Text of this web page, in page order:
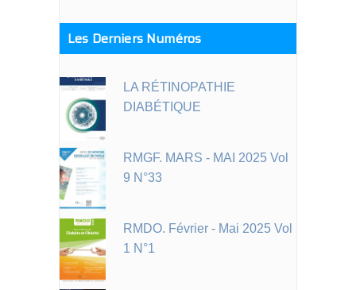
Les Derniers Numéros
LA RÉTINOPATHIE
DIABÉTIQUE
RMGF. MARS - MAI 2025 Vol
9 N°33
RMDO. Février - Mai 2025 Vol
1 N°1